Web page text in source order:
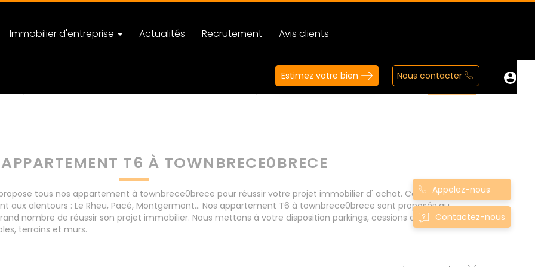
Immobilier d'entreprise Actualités Recrutement Avis clients
Estimez votre bien Nous contacter
T6 À TOWNBRECE0BRECE
tous nos appartement à townbrece0brece pour réussir votre projet immobilier d' achat. Consultez
aux alentours : Le Rheu, Pacé, Montgermont... Nos appartement T6 à townbrece0brece sont proposés au
nombre de réussir son projet immobilier. Nous mettons à votre disposition parkings, cessions de baux, fonds
terrains et murs.
Appelez-nous
Contactez-nous